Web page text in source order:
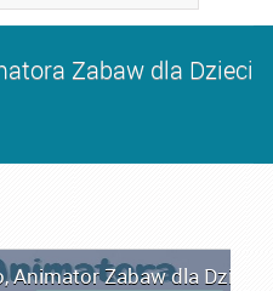
Zabaw dla Dzieci
,Animator Zabaw dla Dzieci